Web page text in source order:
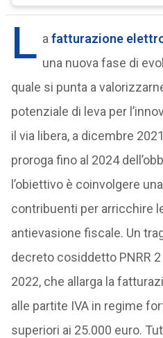
L a fatturazione
una nuova fase di
quale si punta a
potenziale di leva per
il via libera, a dicembre
proroga fino al 2024
l’obiettivo è coinvolgere
contribuenti per arricchire
antievasione fiscale. Un
decreto cosiddetto PNRR
2022, che allarga la
alle partite IVA in regime
superiori ai 25.000 euro.